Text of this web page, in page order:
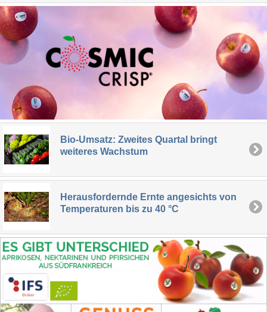
Bio-Umsatz: Zweites Quartal bringt
weiteres Wachstum
Herausfordernde Ernte angesichts von
Temperaturen bis zu 40 °C